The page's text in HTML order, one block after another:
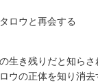
ロウと再会する
生き残りだと知らさ
ウの正体を知り消去